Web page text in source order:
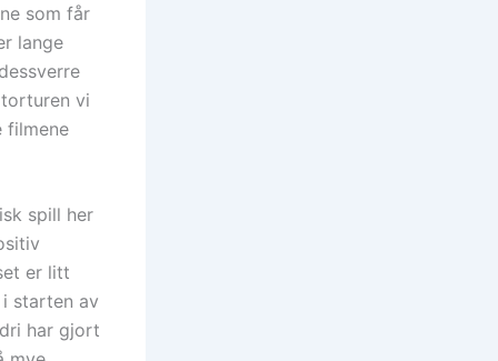
som får
lange
vi
filmene
spill her
er litt
starten av
har gjort